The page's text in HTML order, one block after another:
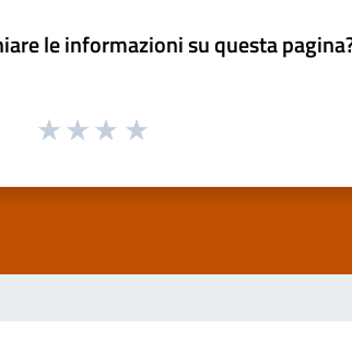
le informazioni su questa